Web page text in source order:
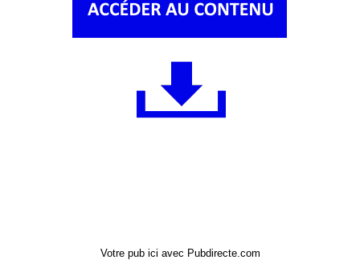
Votre pub ici avec Pubdirecte.com